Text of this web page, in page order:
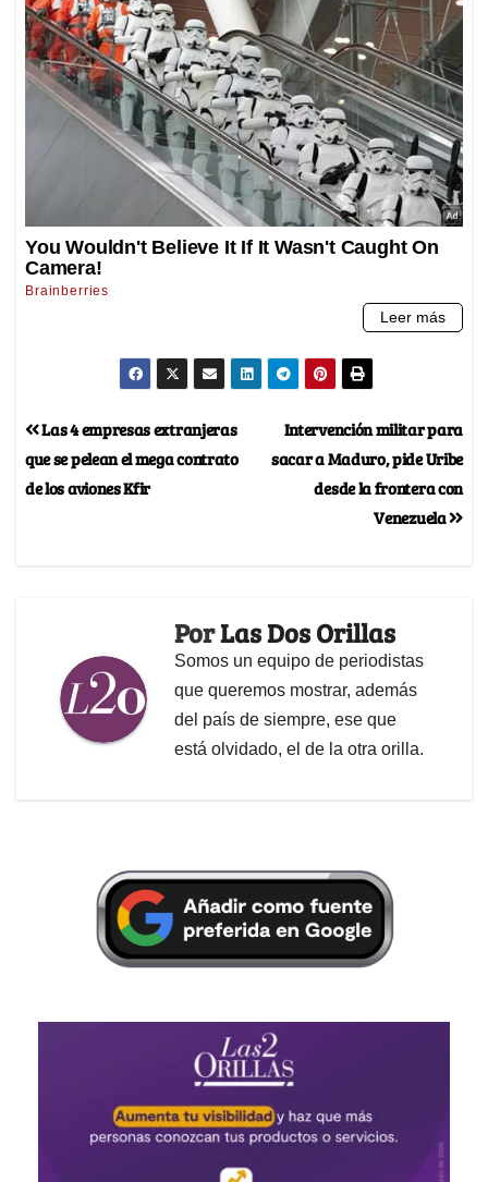
Intervención militar para
sacar a Maduro, pide Uribe
desde la frontera con
Venezuela
Las 4 empresas extranjeras
que se pelean el mega contrato
de los aviones Kfir
PorLas Dos Orillas
Somos un equipo de periodistas
que queremos mostrar, además
del país de siempre, ese que
está olvidado, el de la otra orilla.